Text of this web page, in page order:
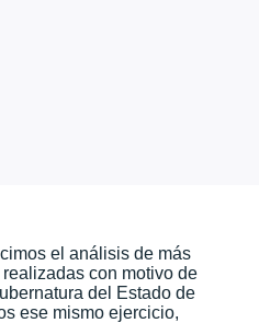
el análisis de más
con motivo de
del Estado de
ese mismo ejercicio,